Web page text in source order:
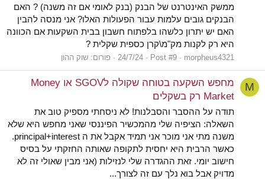
ממשק האינטרנט של הבנק (בנק לאומי אם זה משנה) ? האם
הבנקים גובים עלמות עבור הפעולות האלו? אני מנסה להבין
האם יש יתרון כלשהו בלפתוח חשבון בבית השקעות אם הכוונה
היא רק לקנות מק"מ\קרן כספית שקלית ?
morpheus4321
Post #9
24/7/24 פורום: שוק ההון
M
מחפש השקעה בטוחה שקולה לSGOV או Money
Market רק בשקלים
תודה על ההסבר והסבלנות! לא ניסחתי מספיק טוב את
השאלה: הציפיה שלי מהמכשיר הפיננסי שאני מחפש היא שלא
משנה מתי אני מוכר אני תמיד אקבל את ה principal+interest.
כאשר הרבית היא יחסית לתקופה שאותה החזקתי על בסיס
חישוב יומי. זאת ההגדרה שלי לנזילות (אני מבין שאולי זה לא
מדויק אבל בוא נלך עם זה לצורך...